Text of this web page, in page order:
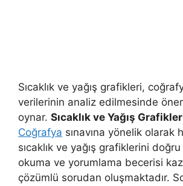
Sıcaklık ve yağış grafikleri,
verilerinin analiz edilmesinde
oynar. Sıcaklık ve Yağış
Coğrafya sınavına yönelik olarak
sıcaklık ve yağış grafiklerini
okuma ve yorumlama becerisi
çözümlü sorudan oluşmaktadır.